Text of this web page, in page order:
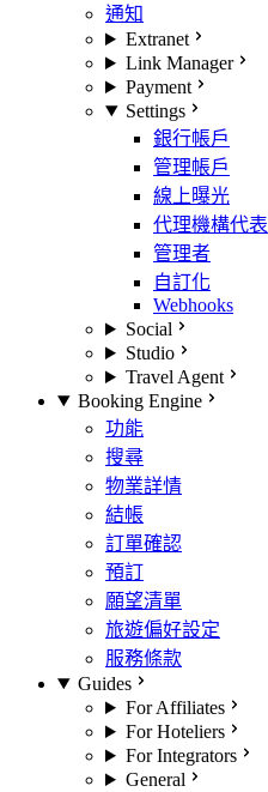
通知
Extranet
Link Manager
Payment
Settings
銀行帳戶
管理帳戶
線上曝光
代理機構代表
管理者
自訂化
Webhooks
Social
Studio
Travel Agent
Booking Engine
功能
搜尋
物業詳情
結帳
訂單確認
預訂
願望清單
旅遊偏好設定
服務條款
Guides
For Affiliates
For Hoteliers
For Integrators
General